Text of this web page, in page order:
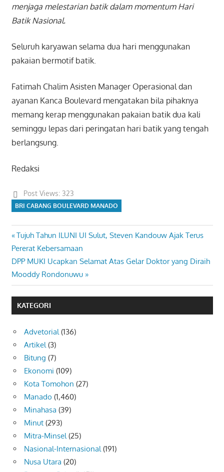
menjaga melestarian batik dalam momentum Hari
Batik Nasional.
Seluruh karyawan selama dua hari menggunakan
pakaian bermotif batik.
Fatimah Chalim Asisten Manager Operasional dan
ayanan Kanca Boulevard mengatakan bila pihaknya
memang kerap menggunakan pakaian batik dua kali
seminggu lepas dari peringatan hari batik yang tengah
berlangsung.
Redaksi
Post Views: 323
BRI CABANG BOULEVARD MANADO
Navigasi
pos
Previous
Post:
Tujuh Tahun ILUNI UI Sulut, Steven Kandouw Ajak Terus
Pererat Kebersamaan
Next
Post:
DPP MUKI Ucapkan Selamat Atas Gelar Doktor yang Diraih
Mooddy Rondonuwu
KATEGORI
Advetorial(136)
Artikel(3)
Bitung (7)
Ekonomi (109)
Kota Tomohon (27)
Manado (1,460)
Minahasa (39)
Minut (293)
Mitra-Minsel(25)
Nasional-Internasional(191)
Nusa Utara (20)